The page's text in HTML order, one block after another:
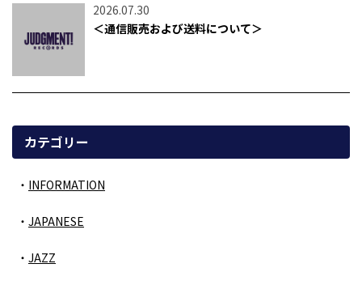
2026.07.30
＜通信販売および送料について＞
カテゴリー
INFORMATION
JAPANESE
JAZZ